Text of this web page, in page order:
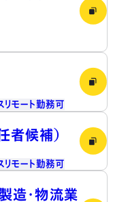
リモート勤務可
者候補）
リモート勤務可
造・物流業